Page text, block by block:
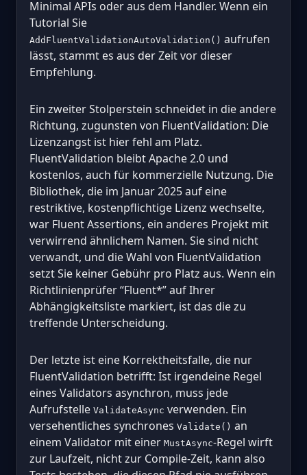
Minimal APIs oder aus dem Handler. Wenn ein
Tutorial Sie
AddFluentValidationAutoValidation() aufrufen
lässt, stammt es aus der Zeit vor dieser
Empfehlung.
Ein zweiter Stolperstein schneidet in die andere
Richtung, zugunsten von FluentValidation: Die
Lizenzangst ist hier fehl am Platz.
FluentValidation bleibt Apache 2.0 und
kostenlos, auch für kommerzielle Nutzung. Die
Bibliothek, die im Januar 2025 auf eine
restriktive, kostenpflichtige Lizenz wechselte,
war Fluent Assertions, ein anderes Projekt mit
verwirrend ähnlichem Namen. Sie sind nicht
verwandt, und die Wahl von FluentValidation
setzt Sie keiner Gebühr pro Platz aus. Wenn ein
Richtlinienprüfer “Fluent*” auf Ihrer
Abhängigkeitsliste markiert, ist das die zu
treffende Unterscheidung.
Der letzte ist eine Korrektheitsfalle, die nur
FluentValidation betrifft: Ist irgendeine Regel
eines Validators asynchron, muss jede
Aufrufstelle ValidateAsync verwenden. Ein
versehentliches synchrones Validate() an
einem Validator mit einer MustAsync-Regel wirft
zur Laufzeit, nicht zur Compile-Zeit, kann also